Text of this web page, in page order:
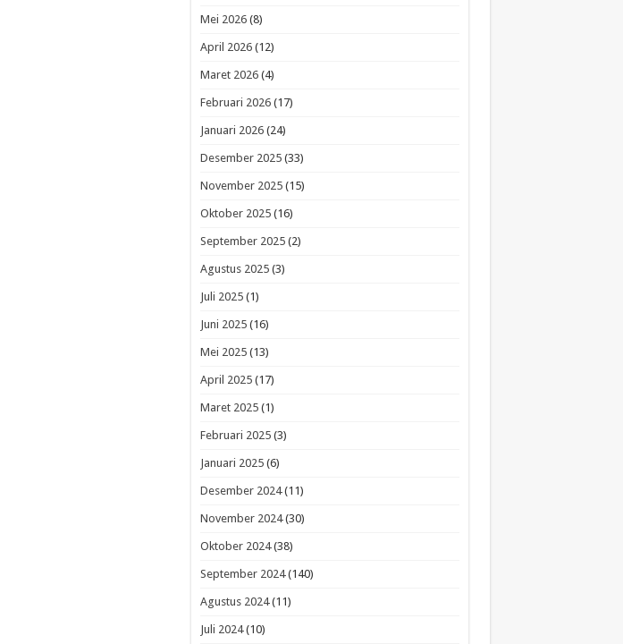
Mei 2026(8)
April 2026(12)
Maret 2026(4)
Februari 2026(17)
Januari 2026(24)
Desember 2025(33)
November 2025(15)
Oktober 2025(16)
September 2025(2)
Agustus 2025(3)
Juli 2025(1)
Juni 2025(16)
Mei 2025(13)
April 2025(17)
Maret 2025(1)
Februari 2025(3)
Januari 2025(6)
Desember 2024(11)
November 2024(30)
Oktober 2024(38)
September 2024(140)
Agustus 2024(11)
Juli 2024(10)